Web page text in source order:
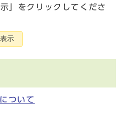
」をクリックしてくださ
表示
ついて